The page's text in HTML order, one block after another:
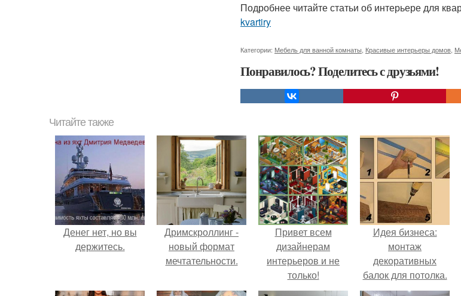
Подробнее читайте статьи об интерьере для
kvartiry
Категории: Мебель для ванной комнаты Красивые интерьеры домов
Понравилось? Поделитесь с друзьями!
Читайте также
Денег нет, но вы
держитесь.
Дримскроллинг -
новый формат
мечтательности.
Привет всем
дизайнерам
интерьеров и не
только!
Идея бизнеса:
монтаж
декоративных
балок для потолка.